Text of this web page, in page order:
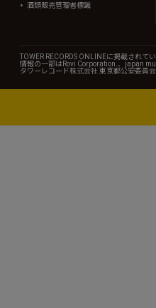
酒類販売管理者標識
TOWER RECORDS ONLINEに掲載され
情報の一部はRovi Corporation.、japan
タワーレコード株式会社 東京都公安委員